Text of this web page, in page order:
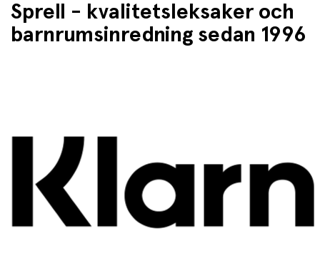
Sprell - kvalitetsleksaker och
barnrumsinredning sedan 1996